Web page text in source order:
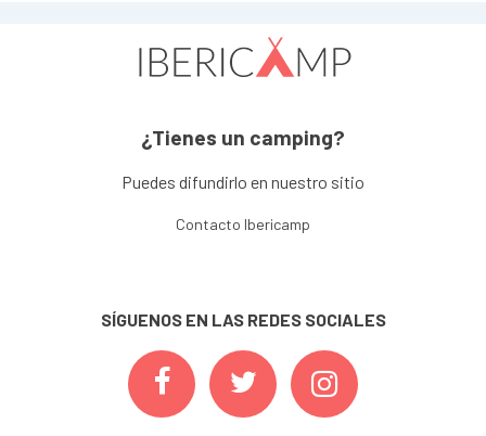
¿Tienes un camping?
Puedes difundirlo en nuestro sitio
Contacto Ibericamp
SÍGUENOS EN LAS REDES SOCIALES